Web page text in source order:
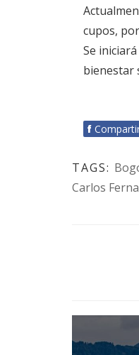
cupos,
Se
bienestar
f
TAGS:
Carlos